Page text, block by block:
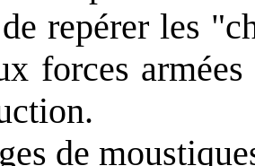
repérer les
forces
de